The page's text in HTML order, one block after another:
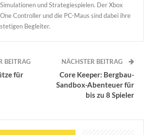
Simulationen und Strategiespielen. Der Xbox
One Controller und die PC-Maus sind dabei ihre
stetigen Begleiter.
BEITRAG
für
NÄCHSTER BEITRAG
Core Keeper: Bergbau-
Sandbox-Abenteuer für
bis zu 8 Spieler